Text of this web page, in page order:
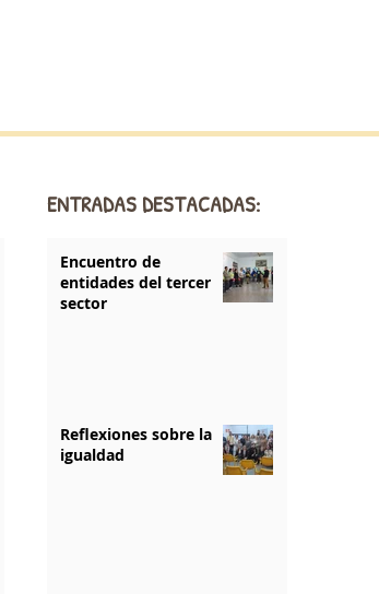
ENTRADAS DESTACADAS:
Encuentro de
entidades del tercer
sector
Reflexiones sobre la
igualdad